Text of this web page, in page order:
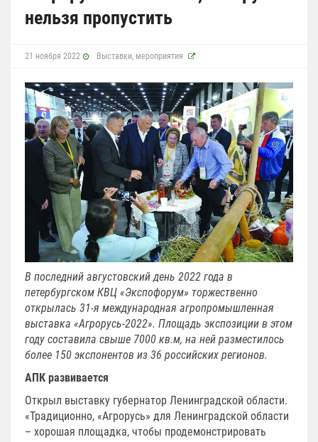
нельзя пропустить
21 ноября 2022 Выставки, мероприятия
В последний августовский день 2022 года в
петербургском КВЦ «Экспофорум» торжественно
открылась 31-я международная агропромышленная
выставка «Агрорусь-2022». Площадь экспозиции в этом
году составила свыше 7000 кв.м, на ней разместилось
более 150 экспонентов из 36 российских регионов.
АПК развивается
Открыл выставку губернатор Ленинградской области.
«Традиционно, «Агрорусь» для Ленинградской области
– хорошая площадка, чтобы продемонстрировать